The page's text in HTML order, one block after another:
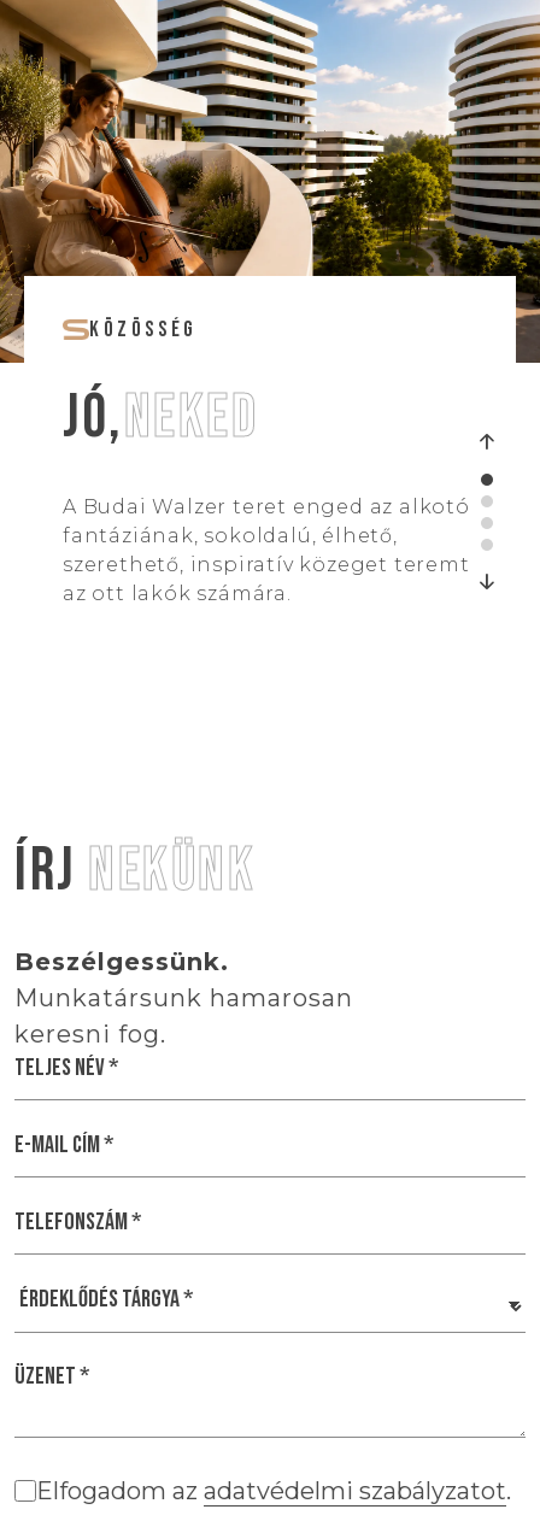
KÖZÖSSÉG
JÓ,NEKED
A Budai Walzer teret enged az alkotó
fantáziának, sokoldalú, élhető,
szerethető, inspiratív közeget teremt
az ott lakók számára.
arrow_upward_alt
arrow_downward_alt
ÍRJ NEKÜNK
Beszélgessünk.
Munkatársunk hamarosan
keresni fog.
Elfogadom az adatvédelmi szabályzatot.